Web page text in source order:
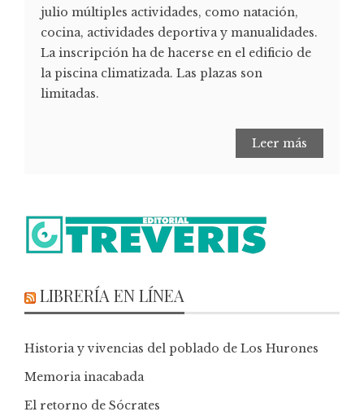
julio múltiples actividades, como natación,
cocina, actividades deportiva y manualidades.
La inscripción ha de hacerse en el edificio de
la piscina climatizada. Las plazas son
limitadas.
Leer más
LIBRERÍA EN LÍNEA
Historia y vivencias del poblado de Los Hurones
Memoria inacabada
El retorno de Sócrates